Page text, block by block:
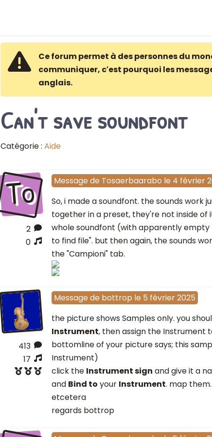
Ce forum permet à des personnes du
communiquer, c′est pourquoi les
anglais.
Can't save soundfont
Catégorie : Aide
To
2
0
Message de Tosaerbaarabo le 4 février
So, i made a soundfont. the sounds work
together in a preset, they're not inside of
whole soundfont (with apparently empty
to find file". but then again, the sounds
the "Campioni" tab.
413
17
Message de bottrop le 5 février 2025
the picture shows Samples only. you
Instrument, then assign the Instrument
bottomline of your picture says; this
Instrument)
click the Instrument sign and give it a
and Bind to your Instrument. map
etcetera
regards bottrop